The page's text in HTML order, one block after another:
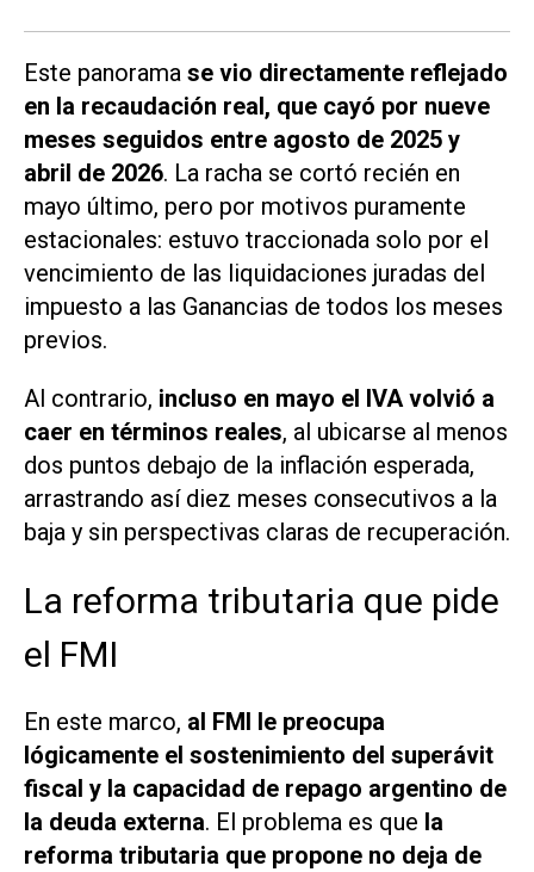
Este panorama se vio directamente reflejado
en la recaudación real, que cayó por nueve
meses seguidos entre agosto de 2025 y
abril de 2026. La racha se cortó recién en
mayo último, pero por motivos puramente
estacionales: estuvo traccionada solo por el
vencimiento de las liquidaciones juradas del
impuesto a las Ganancias de todos los meses
previos.
Al contrario, incluso en mayo el IVA volvió a
caer en términos reales, al ubicarse al menos
dos puntos debajo de la inflación esperada,
arrastrando así diez meses consecutivos a la
baja y sin perspectivas claras de recuperación.
La reforma tributaria que pide
el FMI
En este marco, al FMI le preocupa
lógicamente el sostenimiento del superávit
fiscal y la capacidad de repago argentino de
la deuda externa. El problema es que la
reforma tributaria que propone no deja de